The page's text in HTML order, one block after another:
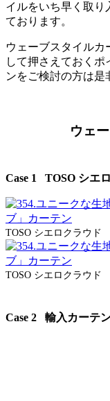
イルをいち早く取り
ております。
ウェーブスタイルカ
して押さえておく
ンをご検討の方は是
ウェ
Case 1 TOSO シエ
TOSO シエロクラウド
TOSO シエロクラウド
Case 2 輸入カーテ